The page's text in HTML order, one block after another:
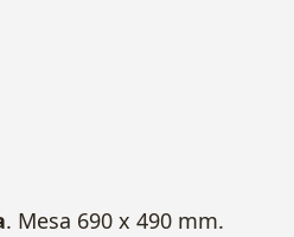
. Mesa 690 x 490 mm.